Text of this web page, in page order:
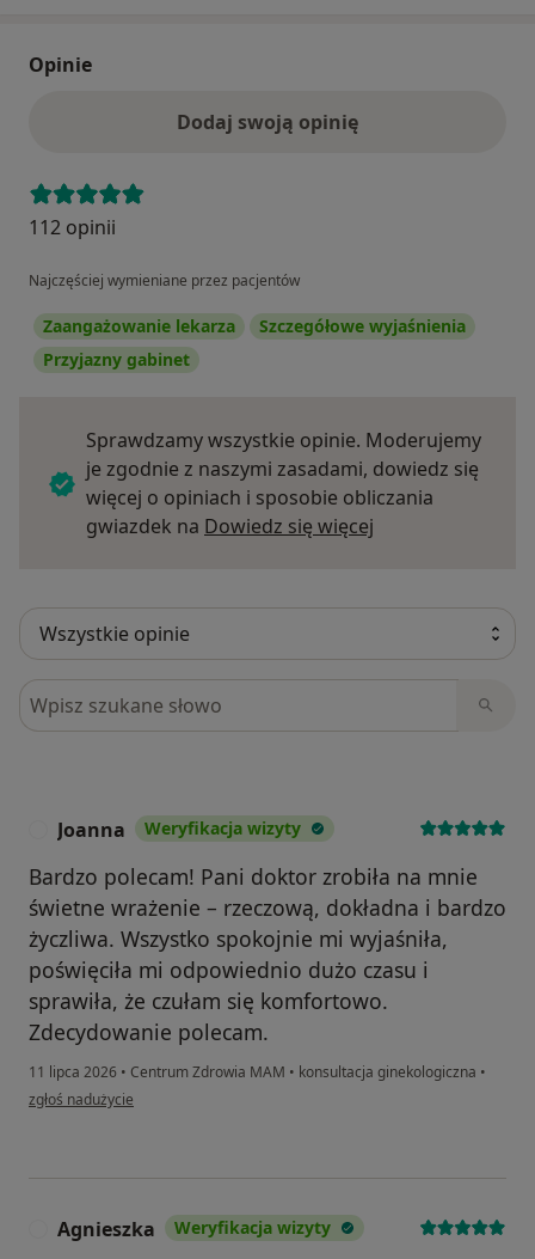
Opinie
Dodaj swoją opinię
112 opinii
Najczęściej wymieniane przez pacjentów
Zaangażowanie lekarza
Szczegółowe wyjaśnienia
Przyjazny gabinet
Sprawdzamy wszystkie opinie. Moderujemy
je zgodnie z naszymi zasadami, dowiedz się
więcej o opiniach i sposobie obliczania
gwiazdek na Dowiedz się więcej
Szukaj w opiniach
Joanna Weryfikacja wizyty
Bardzo polecam! Pani doktor zrobiła na mnie
świetne wrażenie – rzeczową, dokładna i bardzo
życzliwa. Wszystko spokojnie mi wyjaśniła,
poświęciła mi odpowiednio dużo czasu i
sprawiła, że czułam się komfortowo.
Zdecydowanie polecam.
11 lipca 2026 • Centrum Zdrowia MAM • konsultacja ginekologiczna •
w opinii użytkownika Joanna
zgłoś nadużycie
Agnieszka Weryfikacja wizyty